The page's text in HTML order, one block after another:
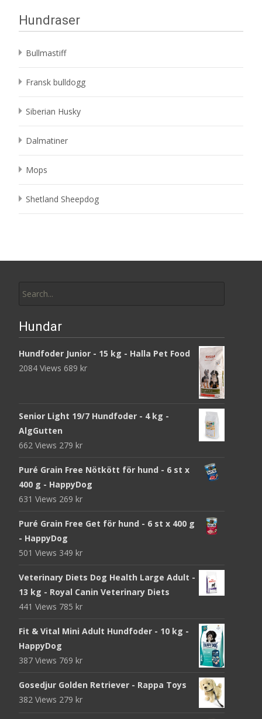
Hundraser
Bullmastiff
Fransk bulldogg
Siberian Husky
Dalmatiner
Mops
Shetland Sheepdog
for:
Hundar
Hundfoder Junior - 15 kg - Halla Pet Food
2084 Views 689 kr
Senior Light 19/7 Hundfoder - 4 kg -
AlgGutten
662 Views 279 kr
Puré Grain Free Nötkött för hund - 6 st x
400 g - HappyDog
631 Views 269 kr
Puré Grain Free Get för hund - 6 st x 400 g
- HappyDog
501 Views 349 kr
Veterinary Diets Dog Health Large Adult -
13 kg - Royal Canin Veterinary Diets
441 Views 785 kr
Fit & Vital Mini Adult Hundfoder - 10 kg -
HappyDog
387 Views 769 kr
Gosedjur Golden Retriever - Rappa Toys
382 Views 279 kr